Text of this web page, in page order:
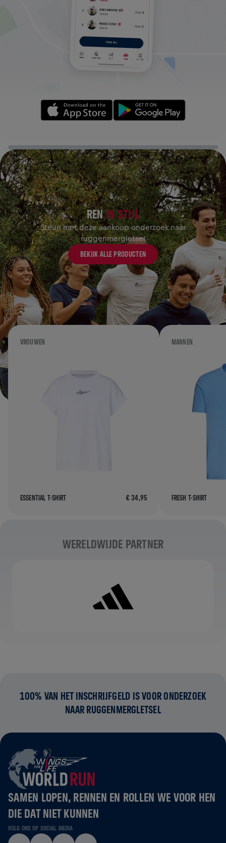
RENINSTIJL
Steun met deze aankoop onderzoek naar
ruggenmergletsel
BEKIJK ALLE PRODUCTEN
VROUWEN
ESSENTIAL T-SHIRT € 34,95
MANNEN
FRESH T-SHIRT
WERELDWIJDE PARTNER
100% VAN HET INSCHRIJFGELD IS VOOR ONDERZOEK
NAAR RUGGENMERGLETSEL
SAMEN LOPEN, RENNEN EN ROLLEN WE VOOR HEN
DIE DAT NIET KUNNEN
VOLG ONS OP SOCIAL MEDIA